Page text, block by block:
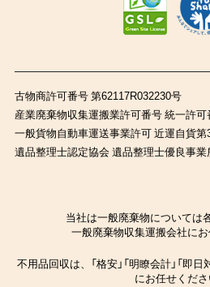
古物商許可番号 第62117R032230号
産業廃棄物収集運搬業許可番号 統一許
一般貨物自動車運送事業許可 近運自貨第
遺品整理士認定協会 遺品整理士優良事業
当社は一般廃棄物については
一般廃棄物収集運搬会社に
不用品回収は、「格安」「明瞭会計」「即
にお任せくださ